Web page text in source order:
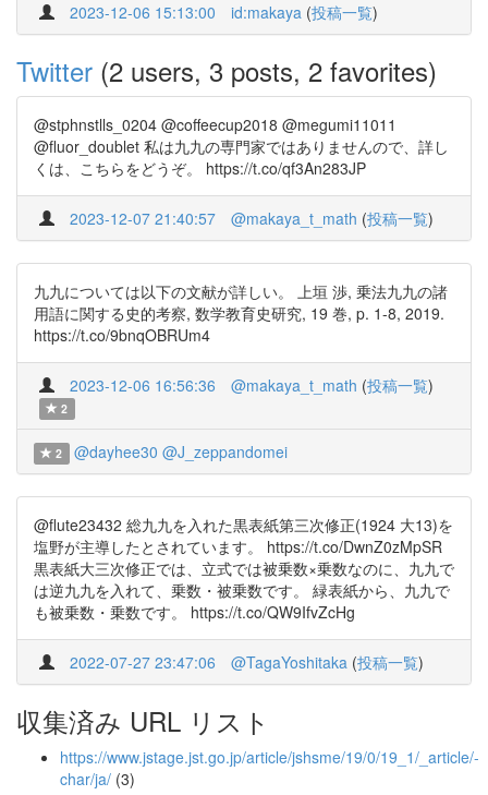
2023-12-06 15:13:00 id:makaya (投稿一覧)
Twitter (2 users, 3 posts, 2 favorites)
@stphnstlls_0204 @coffeecup2018 @megumi11011
@fluor_doublet 私は九九の専門家ではありませんので、詳し
くは、こちらをどうぞ。 https://t.co/qf3An283JP
2023-12-07 21:40:57 @makaya_t_math (投稿一覧)
九九については以下の文献が詳しい。 上垣 渉, 乗法九九の諸
用語に関する史的考察, 数学教育史研究, 19 巻, p. 1-8, 2019.
https://t.co/9bnqOBRUm4
2023-12-06 16:56:36 @makaya_t_math (投稿一覧)
2
2 @dayhee30 @J_zeppandomei
@flute23432 総九九を入れた黒表紙第三次修正(1924 大13)を
塩野が主導したとされています。 https://t.co/DwnZ0zMpSR
黒表紙大三次修正では、立式では被乗数×乗数なのに、九九で
は逆九九を入れて、乗数・被乗数です。 緑表紙から、九九で
も被乗数・乗数です。 https://t.co/QW9IfvZcHg
2022-07-27 23:47:06 @TagaYoshitaka (投稿一覧)
収集済み URL リスト
https://www.jstage.jst.go.jp/article/jshsme/19/0/19_1/_article/-
char/ja/ (3)